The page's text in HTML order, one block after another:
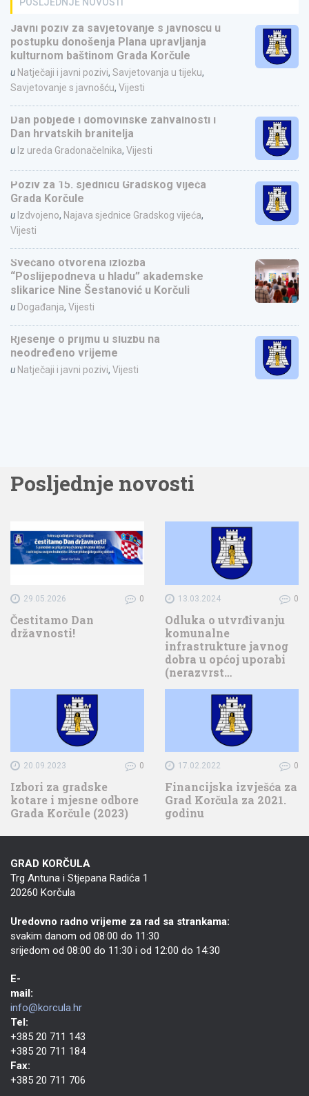
POSLJEDNJE NOVOSTI
Javni poziv za savjetovanje s javnošću u
postupku donošenja Plana upravljanja
kulturnom baštinom Grada Korčule
u Natječaji i javni pozivi, Savjetovanja u tijeku,
Savjetovanje s javnošću, Vijesti
Dan pobjede i domovinske zahvalnosti i
Dan hrvatskih branitelja
u Iz ureda Gradonačelnika, Vijesti
Poziv za 15. sjednicu Gradskog vijeća
Grada Korčule
u Izdvojeno, Najava sjednice Gradskog vijeća,
Vijesti
Svečano otvorena izložba
“Poslijepodneva u hladu” akademske
slikarice Nine Šestanović u Korčuli
u Događanja, Vijesti
Rješenje o prijmu u službu na
neodređeno vrijeme
u Natječaji i javni pozivi, Vijesti
Posljednje novosti
29.05.2026 0
Čestitamo Dan
državnosti!
13.03.2024 0
Odluka o utvrđivanju
komunalne
infrastrukture javnog
dobra u općoj uporabi
(nerazvrst…
20.09.2023 0
Izbori za gradske
kotare i mjesne odbore
Grada Korčule (2023)
17.02.2022 0
Financijska izvješća za
Grad Korčula za 2021.
godinu
GRAD KORČULA
Trg Antuna i Stjepana Radića 1
20260 Korčula
Uredovno radno vrijeme za rad sa strankama:
svakim danom od 08:00 do 11:30
srijedom od 08:00 do 11:30 i od 12:00 do 14:30
E-
mail:
info@korcula.hr
Tel:
+385 20 711 143
+385 20 711 184
Fax:
+385 20 711 706